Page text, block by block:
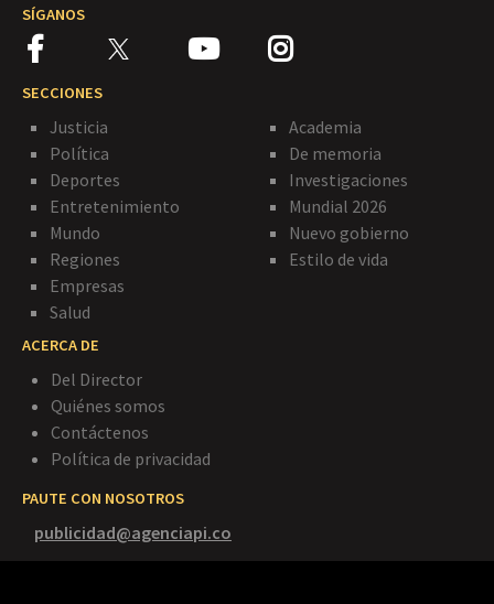
SÍGANOS
SECCIONES
Justicia
Política
Deportes
Entretenimiento
Mundo
Regiones
Empresas
Salud
Academia
De memoria
Investigaciones
Mundial 2026
Nuevo gobierno
Estilo de vida
ACERCA DE
Del Director
Quiénes somos
Contáctenos
Política de privacidad
PAUTE CON NOSOTROS
publicidad@agenciapi.co